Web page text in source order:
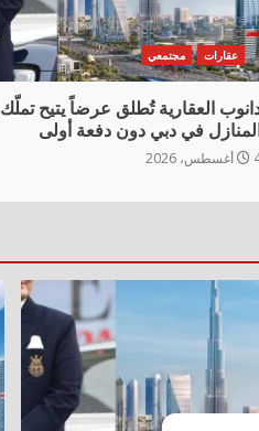
عقارات مجتمعي
العقارية تُطلق عرضاً يتيح تملّك
المنازل في دبي دون دفعة أولى
2026